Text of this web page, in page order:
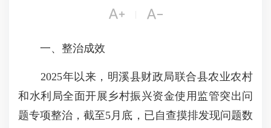
 
一、整治成效
2025年以来，明溪县财政局联合县农业农村
和水利局全面开展乡村振兴资金使用监管突出问
题专项整治，截至5月底，已自查摸排发现问题数